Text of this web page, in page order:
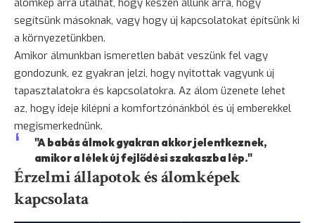
álomkép arra utalhat, hogy készen állunk arra, hogy
segítsünk másoknak, vagy hogy új kapcsolatokat építsünk ki
a környezetünkben.
Amikor álmunkban ismeretlen babát veszünk fel vagy
gondozunk, ez gyakran jelzi, hogy nyitottak vagyunk új
tapasztalatokra és kapcsolatokra. Az álom üzenete lehet
az, hogy ideje kilépni a komfortzónánkból és új emberekkel
megismerkednünk.
"A babás álmok gyakran akkor jelentkeznek,
amikor a lélek új fejlődési szakaszba lép."
Érzelmi állapotok és álomképek
kapcsolata